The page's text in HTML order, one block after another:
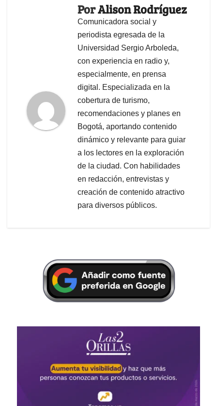
PorAlison Rodríguez
Comunicadora social y
periodista egresada de la
Universidad Sergio Arboleda,
con experiencia en radio y,
especialmente, en prensa
digital. Especializada en la
cobertura de turismo,
recomendaciones y planes en
Bogotá, aportando contenido
dinámico y relevante para guiar
a los lectores en la exploración
de la ciudad. Con habilidades
en redacción, entrevistas y
creación de contenido atractivo
para diversos públicos.